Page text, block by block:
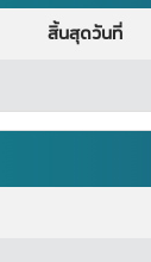
สิ้นสุดวันที่